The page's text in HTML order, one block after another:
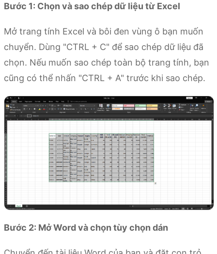
Bước 1: Chọn và sao chép dữ liệu từ Excel
Mở trang tính Excel và bôi đen vùng ô bạn muốn
chuyển. Dùng "CTRL + C" để sao chép dữ liệu đã
chọn. Nếu muốn sao chép toàn bộ trang tính, bạn
cũng có thể nhấn "CTRL + A" trước khi sao chép.
Bước 2: Mở Word và chọn tùy chọn dán